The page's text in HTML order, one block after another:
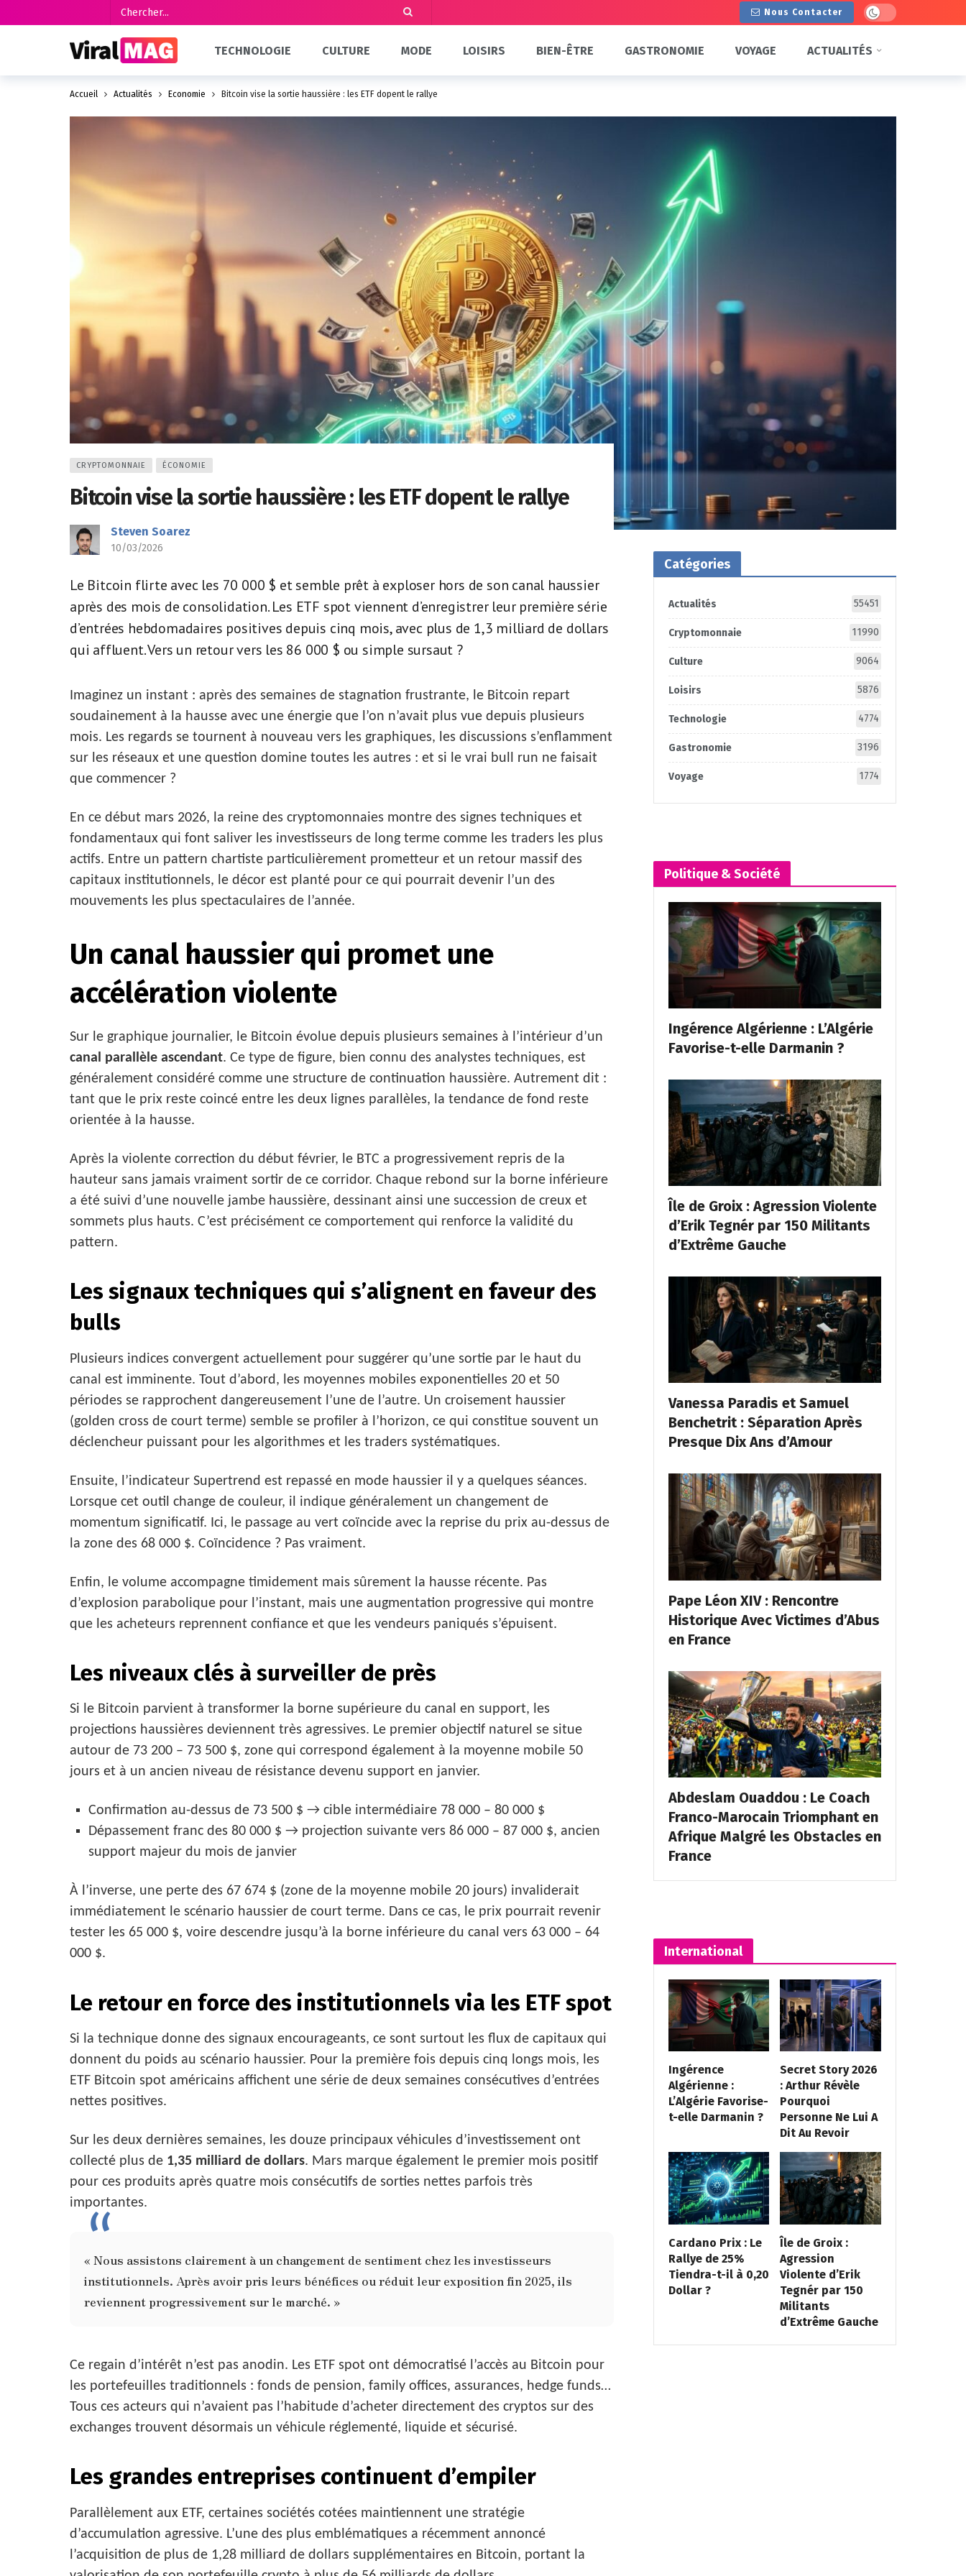
Nous Contacter Dark mode
TECHNOLOGIE CULTURE MODE LOISIRS BIEN-ÊTRE GASTRONOMIE VOYAGE ACTUALITÉS
Accueil Actualités Économie Bitcoin vise la sortie haussière : les ETF dopent le rallye
CRYPTOMONNAIE ÉCONOMIE
Bitcoin vise la sortie haussière : les ETF dopent le rallye
Steven Soarez
10/03/2026
Le Bitcoin flirte avec les 70 000 $ et semble prêt à exploser hors de son canal haussier
après des mois de consolidation. Les ETF spot viennent d’enregistrer leur première série
d’entrées hebdomadaires positives depuis cinq mois, avec plus de 1,3 milliard de dollars
qui affluent. Vers un retour vers les 86 000 $ ou simple sursaut ?
Imaginez un instant : après des semaines de stagnation frustrante, le Bitcoin repart
soudainement à la hausse avec une énergie que l’on n’avait plus vue depuis plusieurs
mois. Les regards se tournent à nouveau vers les graphiques, les discussions s’enflamment
sur les réseaux et une question domine toutes les autres : et si le vrai bull run ne faisait
que commencer ?
En ce début mars 2026, la reine des cryptomonnaies montre des signes techniques et
fondamentaux qui font saliver les investisseurs de long terme comme les traders les plus
actifs. Entre un pattern chartiste particulièrement prometteur et un retour massif des
capitaux institutionnels, le décor est planté pour ce qui pourrait devenir l’un des
mouvements les plus spectaculaires de l’année.
Un canal haussier qui promet une
accélération violente
Sur le graphique journalier, le Bitcoin évolue depuis plusieurs semaines à l’intérieur d’un
canal parallèle ascendant. Ce type de figure, bien connu des analystes techniques, est
généralement considéré comme une structure de continuation haussière. Autrement dit :
tant que le prix reste coincé entre les deux lignes parallèles, la tendance de fond reste
orientée à la hausse.
Après la violente correction du début février, le BTC a progressivement repris de la
hauteur sans jamais vraiment sortir de ce corridor. Chaque rebond sur la borne inférieure
a été suivi d’une nouvelle jambe haussière, dessinant ainsi une succession de creux et
sommets plus hauts. C’est précisément ce comportement qui renforce la validité du
pattern.
Les signaux techniques qui s’alignent en faveur des
bulls
Plusieurs indices convergent actuellement pour suggérer qu’une sortie par le haut du
canal est imminente. Tout d’abord, les moyennes mobiles exponentielles 20 et 50
périodes se rapprochent dangereusement l’une de l’autre. Un croisement haussier
(golden cross de court terme) semble se profiler à l’horizon, ce qui constitue souvent un
déclencheur puissant pour les algorithmes et les traders systématiques.
Ensuite, l’indicateur Supertrend est repassé en mode haussier il y a quelques séances.
Lorsque cet outil change de couleur, il indique généralement un changement de
momentum significatif. Ici, le passage au vert coïncide avec la reprise du prix au-dessus de
la zone des 68 000 $. Coïncidence ? Pas vraiment.
Enfin, le volume accompagne timidement mais sûrement la hausse récente. Pas
d’explosion parabolique pour l’instant, mais une augmentation progressive qui montre
que les acheteurs reprennent confiance et que les vendeurs paniqués s’épuisent.
Les niveaux clés à surveiller de près
Si le Bitcoin parvient à transformer la borne supérieure du canal en support, les
projections haussières deviennent très agressives. Le premier objectif naturel se situe
autour de 73 200 – 73 500 $, zone qui correspond également à la moyenne mobile 50
jours et à un ancien niveau de résistance devenu support en janvier.
Confirmation au-dessus de 73 500 $ → cible intermédiaire 78 000 – 80 000 $
Dépassement franc des 80 000 $ → projection suivante vers 86 000 – 87 000 $, ancien
support majeur du mois de janvier
À l’inverse, une perte des 67 674 $ (zone de la moyenne mobile 20 jours) invaliderait
immédiatement le scénario haussier de court terme. Dans ce cas, le prix pourrait revenir
tester les 65 000 $, voire descendre jusqu’à la borne inférieure du canal vers 63 000 – 64
000 $.
Le retour en force des institutionnels via les ETF spot
Si la technique donne des signaux encourageants, ce sont surtout les flux de capitaux qui
donnent du poids au scénario haussier. Pour la première fois depuis cinq longs mois, les
ETF Bitcoin spot américains affichent une série de deux semaines consécutives d’entrées
nettes positives.
Sur les deux dernières semaines, les douze principaux véhicules d’investissement ont
collecté plus de 1,35 milliard de dollars. Mars marque également le premier mois positif
pour ces produits après quatre mois consécutifs de sorties nettes parfois très
importantes.
« Nous assistons clairement à un changement de sentiment chez les investisseurs
institutionnels. Après avoir pris leurs bénéfices ou réduit leur exposition fin 2025, ils
reviennent progressivement sur le marché. »
Ce regain d’intérêt n’est pas anodin. Les ETF spot ont démocratisé l’accès au Bitcoin pour
les portefeuilles traditionnels : fonds de pension, family offices, assurances, hedge funds…
Tous ces acteurs qui n’avaient pas l’habitude d’acheter directement des cryptos sur des
exchanges trouvent désormais un véhicule réglementé, liquide et sécurisé.
Les grandes entreprises continuent d’empiler
Parallèlement aux ETF, certaines sociétés cotées maintiennent une stratégie
d’accumulation agressive. L’une des plus emblématiques a récemment annoncé
l’acquisition de plus de 1,28 milliard de dollars supplémentaires en Bitcoin, portant la
Catégories
Actualités 55451
Cryptomonnaie 11990
Culture 9064
Loisirs 5876
Technologie 4774
Gastronomie 3196
Voyage 1774
Politique & Société
Ingérence Algérienne : L’Algérie
Favorise-t-elle Darmanin ?
Île de Groix : Agression Violente
d’Erik Tegnér par 150 Militants
d’Extrême Gauche
Vanessa Paradis et Samuel
Benchetrit : Séparation Après
Presque Dix Ans d’Amour
Pape Léon XIV : Rencontre
Historique Avec Victimes d’Abus
en France
Abdeslam Ouaddou : Le Coach
Franco-Marocain Triomphant en
Afrique Malgré les Obstacles en
France
International
Ingérence
Algérienne :
L’Algérie Favorise-
t-elle Darmanin ?
Secret Story 2026
: Arthur Révèle
Pourquoi
Personne Ne Lui A
Dit Au Revoir
Cardano Prix : Le
Rallye de 25%
Tiendra-t-il à 0,20
Dollar ?
Île de Groix :
Agression
Violente d’Erik
Tegnér par 150
Militants
d’Extrême Gauche